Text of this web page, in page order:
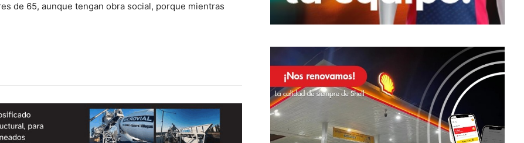
de 65, aunque tengan obra social, porque mientras